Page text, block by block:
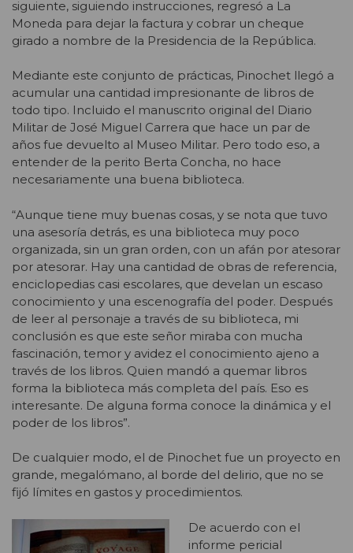
siguiente, siguiendo instrucciones, regresó a La
Moneda para dejar la factura y cobrar un cheque
girado a nombre de la Presidencia de la República.
Mediante este conjunto de prácticas, Pinochet llegó a
acumular una cantidad impresionante de libros de
todo tipo. Incluido el manuscrito original del Diario
Militar de José Miguel Carrera que hace un par de
años fue devuelto al Museo Militar. Pero todo eso, a
entender de la perito Berta Concha, no hace
necesariamente una buena biblioteca.
“Aunque tiene muy buenas cosas, y se nota que tuvo
una asesoría detrás, es una biblioteca muy poco
organizada, sin un gran orden, con un afán por atesorar
por atesorar. Hay una cantidad de obras de referencia,
enciclopedias casi escolares, que develan un escaso
conocimiento y una escenografía del poder. Después
de leer al personaje a través de su biblioteca, mi
conclusión es que este señor miraba con mucha
fascinación, temor y avidez el conocimiento ajeno a
través de los libros. Quien mandó a quemar libros
forma la biblioteca más completa del país. Eso es
interesante. De alguna forma conoce la dinámica y el
poder de los libros”.
De cualquier modo, el de Pinochet fue un proyecto en
grande, megalómano, al borde del delirio, que no se
fijó límites en gastos y procedimientos.
De acuerdo con el
informe pericial